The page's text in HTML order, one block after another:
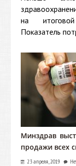
на
Показатель
Минздрав
продажи всех
23 апреля, 2019